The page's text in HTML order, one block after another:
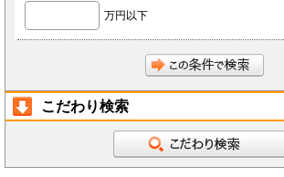
万円以下
こだわり検索